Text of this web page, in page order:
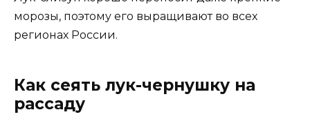
морозы, поэтому его выращивают во всех
регионах России.
Как сеять лук-чернушку на
рассаду